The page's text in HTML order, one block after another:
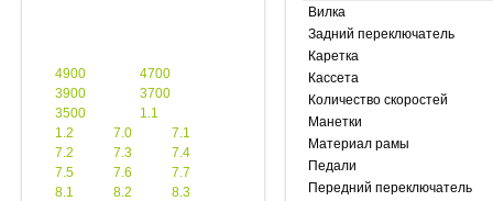
4900
4700
3900
3700
3500
1.1
1.2
7.0
7.1
7.2
7.3
7.4
7.5
7.6
7.7
8.1
8.2
8.3
Вилка
Задний переключатель
Каретка
Кассета
Количество скоростей
Манетки
Материал рамы
Педали
Передний переключатель